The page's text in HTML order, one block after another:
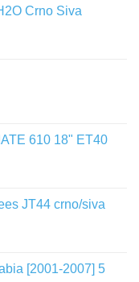
Crno Siva
610 18" ET40
JT44 crno/siva
[2001-2007] 5